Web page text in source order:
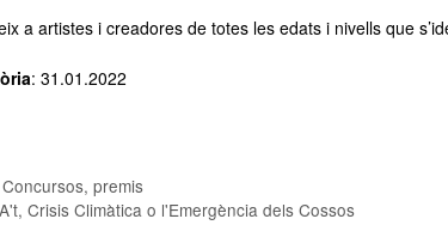
a artistes i creadores de totes les edats i nivells que
: 31.01.2022
Concursos, premis
,Crisis Climàtica o l'Emergència dels Cossos